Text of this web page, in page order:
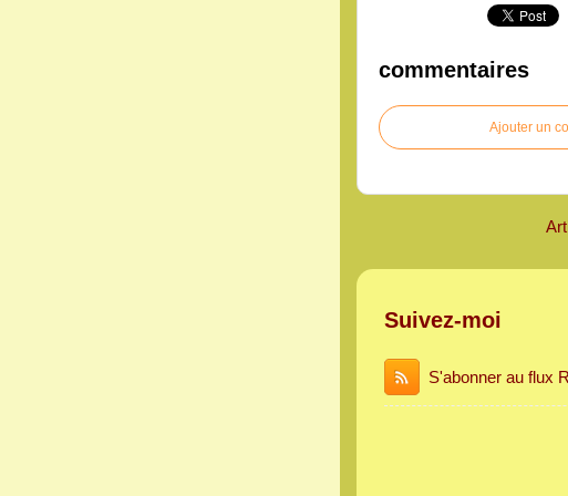
commentaires
Ajouter un
Suivez-moi
S'abonner au flux